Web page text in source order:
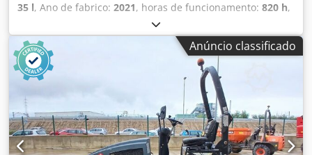
35 l, Ano de fabrico: 2021, horas de funcionamento: 820 h,
Peso em vazio: 2.700 kg Dimensões (C x L x A): 253 x 127 x
257 cm Codpfxjy Iz A Ao Aiporf
Anúncio classificado